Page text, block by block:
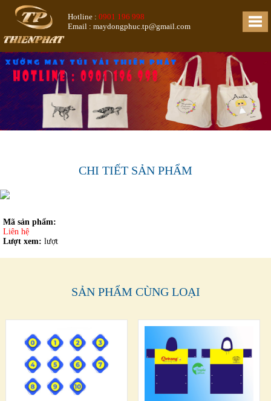
Hotline : 0901 196 998
Email : maydongphuc.tp@gmail.com
CHI TIẾT SẢN PHẨM
Mã sản phẩm:
Liên hệ
Lượt xem: lượt
SẢN PHẨM CÙNG LOẠI